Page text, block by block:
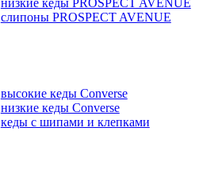
слипоны PROSPECT AVENUE
высокие кеды Converse
низкие кеды Converse
кеды с шипами и клепками